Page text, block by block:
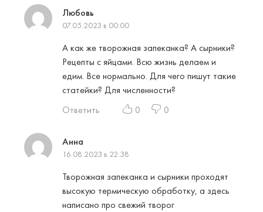
Любовь
07.05.2023 в 00:00
А как же творожная запеканка? А сырники?
Рецепты с яйцами. Всю жизнь делаем и
едим. Все нормально. Для чего пишут такие
статейки? Для численности?
Ответить
0 0
Анна
16.08.2023 в 22:38
Творожная запеканка и сырники проходят
высокую термическую обработку, а здесь
написано про свежий творог